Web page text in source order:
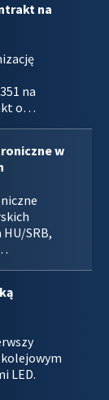
na
na
o…
w
SRB,
LED.